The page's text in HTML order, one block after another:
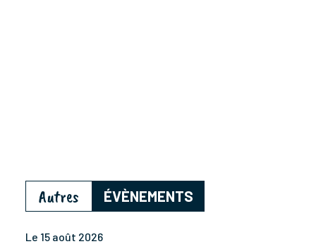
Autres ÉVÈNEMENTS
Le 15 août 2026